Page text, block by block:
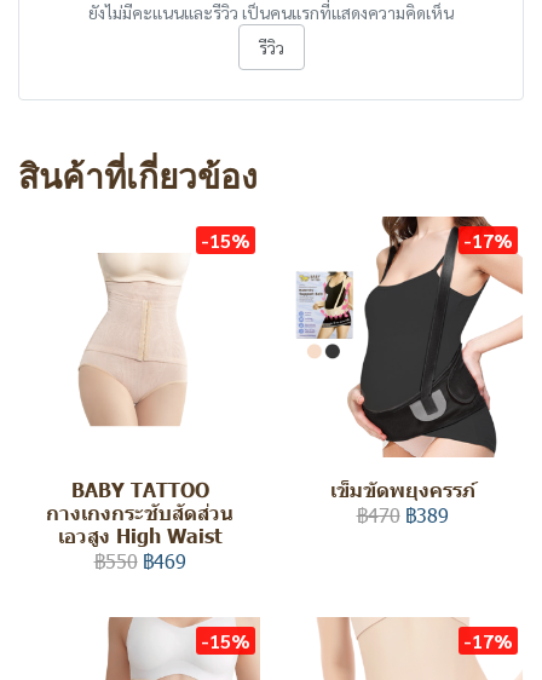
ยังไม่มีคะแนนและรีวิว เป็นคนแรกที่แสดงความคิดเห็น
รีวิว
สินค้าที่เกี่ยวข้อง
-15%
BABY TATTOO
กางเกงกระชับสัดส่วน
เอวสูง High Waist
฿550 ฿469
-17%
เข็มขัดพยุงครรภ์
฿470 ฿389
-15% -17%